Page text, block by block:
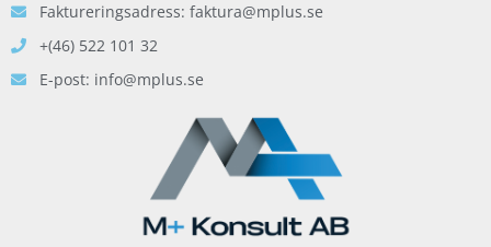
Faktureringsadress: faktura@mplus.se
+(46) 522 101 32
E-post: info@mplus.se